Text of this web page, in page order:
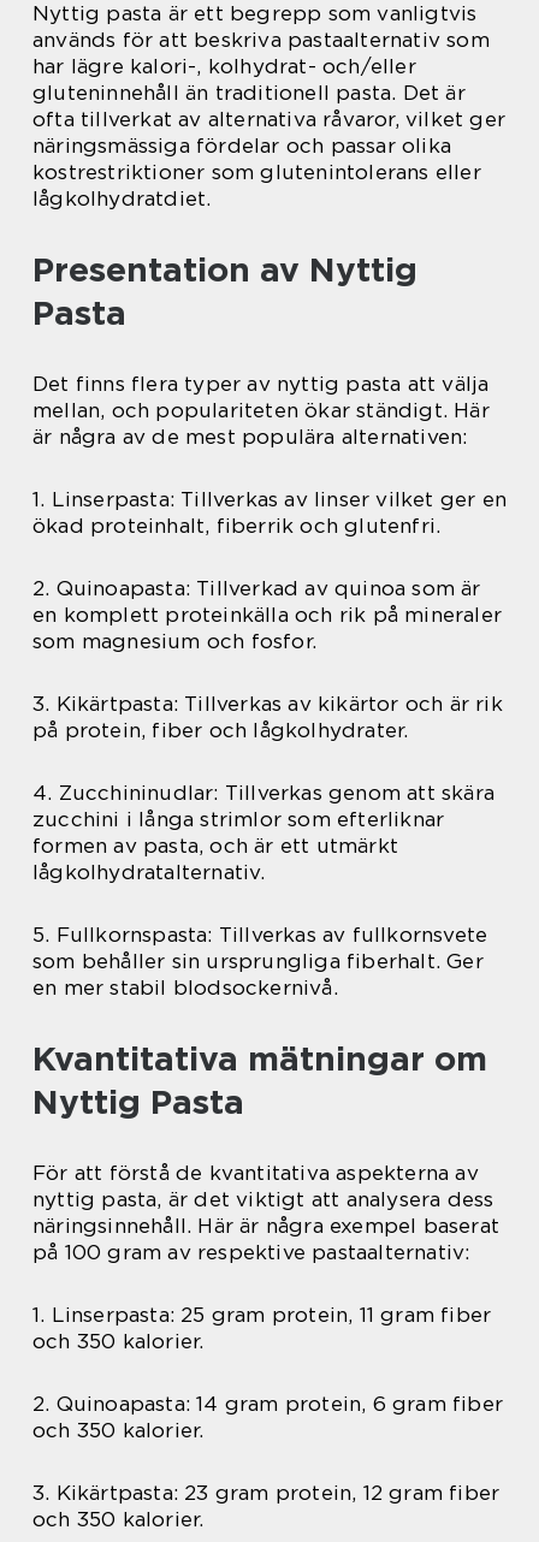
Nyttig pasta är ett begrepp som vanligtvis
används för att beskriva pastaalternativ som
har lägre kalori-, kolhydrat- och/eller
gluteninnehåll än traditionell pasta. Det är
ofta tillverkat av alternativa råvaror, vilket ger
näringsmässiga fördelar och passar olika
kostrestriktioner som glutenintolerans eller
lågkolhydratdiet.
Presentation av Nyttig
Pasta
Det finns flera typer av nyttig pasta att välja
mellan, och populariteten ökar ständigt. Här
är några av de mest populära alternativen:
1. Linserpasta: Tillverkas av linser vilket ger en
ökad proteinhalt, fiberrik och glutenfri.
2. Quinoapasta: Tillverkad av quinoa som är
en komplett proteinkälla och rik på mineraler
som magnesium och fosfor.
3. Kikärtpasta: Tillverkas av kikärtor och är rik
på protein, fiber och lågkolhydrater.
4. Zucchininudlar: Tillverkas genom att skära
zucchini i långa strimlor som efterliknar
formen av pasta, och är ett utmärkt
lågkolhydratalternativ.
5. Fullkornspasta: Tillverkas av fullkornsvete
som behåller sin ursprungliga fiberhalt. Ger
en mer stabil blodsockernivå.
Kvantitativa mätningar om
Nyttig Pasta
För att förstå de kvantitativa aspekterna av
nyttig pasta, är det viktigt att analysera dess
näringsinnehåll. Här är några exempel baserat
på 100 gram av respektive pastaalternativ:
1. Linserpasta: 25 gram protein, 11 gram fiber
och 350 kalorier.
2. Quinoapasta: 14 gram protein, 6 gram fiber
och 350 kalorier.
3. Kikärtpasta: 23 gram protein, 12 gram fiber
och 350 kalorier.